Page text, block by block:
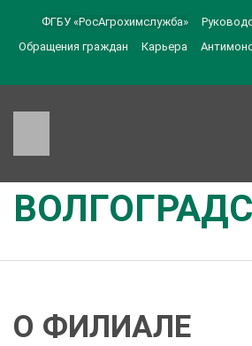
ФГБУ «РосАгрохимслужба»
Обращения граждан
Карьера
О ФИЛИАЛЕ